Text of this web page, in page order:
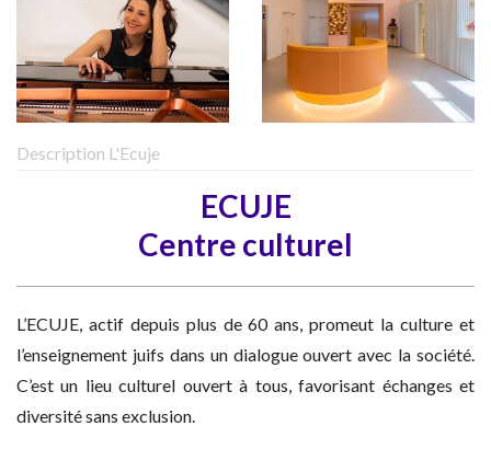
Description L'Ecuje
ECUJE
Centre culturel
L’ECUJE, actif depuis plus de 60 ans, promeut la culture et
l’enseignement juifs dans un dialogue ouvert avec la société.
C’est un lieu culturel ouvert à tous, favorisant échanges et
diversité sans exclusion.